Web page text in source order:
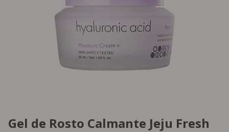
Gel de Rosto Calmante Jeju Fresh